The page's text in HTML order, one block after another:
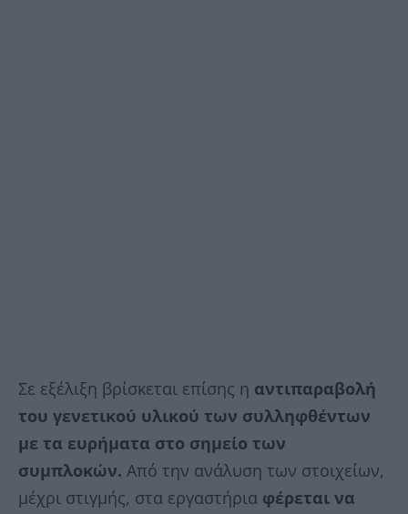
Σε εξέλιξη βρίσκεται επίσης η αντιπαραβολή
του γενετικού υλικού των συλληφθέντων
με τα ευρήματα στο σημείο των
συμπλοκών. Από την ανάλυση των στοιχείων,
μέχρι στιγμής, στα εργαστήρια φέρεται να